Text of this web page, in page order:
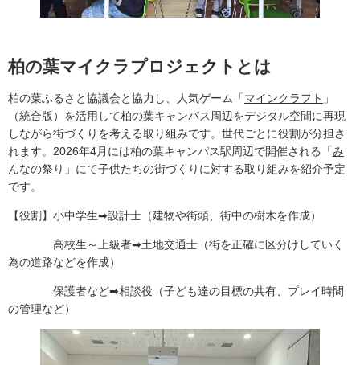
柏の葉マイクラプロジェクトとは
柏の葉ふるさと協議会と協力し、人気ゲーム「マインクラフト 」
（統合版）を活用して柏の葉キャンパス周辺をデジタル空間に再現
しながら街づくりを考える取り組みです。世代ごとに役割が分担さ
れます。2026年4月には柏の葉キャンパス駅周辺で開催される「み
んなの祭り 」にて子供たちの街づくりに対する取り組みを紹介予定
です。
【役割】小中学生➡設計士（建物や街頭、街中の樹木を作成）
高校生～上級者➡土地交通士（街を正確に区分けしていく
為の道路などを作成）
保護者など➡相談役（子ども達の目標の共有、プレイ時間
の管理など）